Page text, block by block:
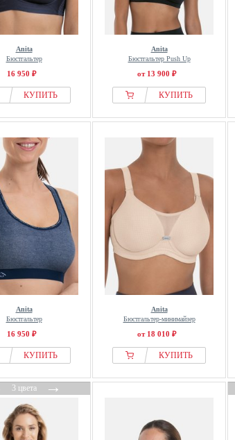
Anita
Бюстгальтер
16 950 ₽
КУПИТЬ
Anita
Бюстгальтер Push Up
от 13 900 ₽
КУПИТЬ
Anita
Бюстгальтер
16 950 ₽
КУПИТЬ
Anita
Бюстгальтер-минимайзер
от 18 010 ₽
КУПИТЬ
3 цвета→